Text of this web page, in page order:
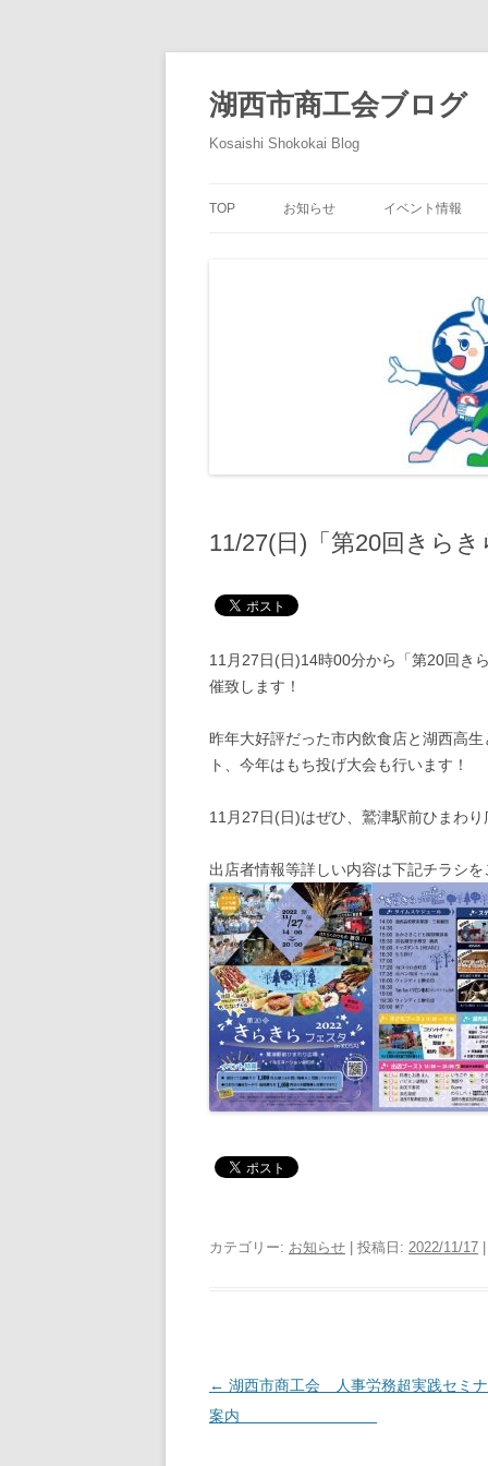
テ
ン
ツ
へ
ス
湖西市商工会ブログ
Kosaishi Shokokai Blog
TOP お知らせ イベント情報
11/27(日)「第20回きら
11月27日(日)14時00分から「第20回き
催致します！
昨年大好評だった市内飲食店と湖西高
ト、今年はもち投げ大会も行います！
11月27日(日)はぜひ、鷲津駅前ひまわり
出店者情報等詳しい内容は下記チラシを
カテゴリー: お知らせ | 投稿日: 2022/11/17
投
稿
← 湖西市商工会 人事労務超実践セミ
案内